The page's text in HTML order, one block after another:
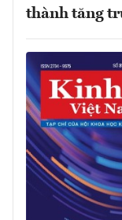
thành tăng